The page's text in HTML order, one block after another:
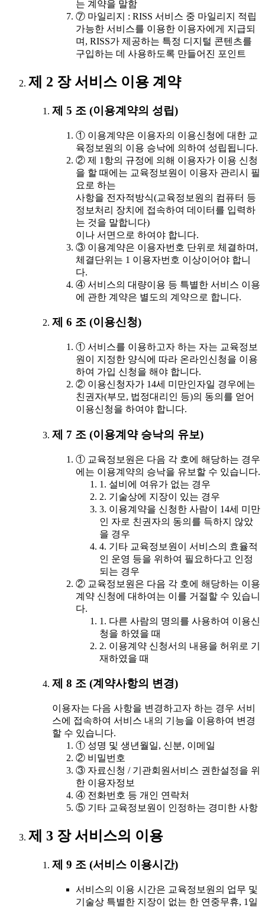
는 계약을 말함
⑦ 마일리지 : RISS 서비스 중 마일리지 적립
가능한 서비스를 이용한 이용자에게 지급되
며, RISS가 제공하는 특정 디지털 콘텐츠를
구입하는 데 사용하도록 만들어진 포인트
제 2 장 서비스 이용 계약
제 5 조 (이용계약의 성립)
① 이용계약은 이용자의 이용신청에 대한 교
육정보원의 이용 승낙에 의하여 성립됩니다.
② 제 1항의 규정에 의해 이용자가 이용 신청
을 할 때에는 교육정보원이 이용자 관리시 필
요로 하는
사항을 전자적방식(교육정보원의 컴퓨터 등
정보처리 장치에 접속하여 데이터를 입력하
는 것을 말합니다)
이나 서면으로 하여야 합니다.
③ 이용계약은 이용자번호 단위로 체결하며,
체결단위는 1 이용자번호 이상이어야 합니
다.
④ 서비스의 대량이용 등 특별한 서비스 이용
에 관한 계약은 별도의 계약으로 합니다.
제 6 조 (이용신청)
① 서비스를 이용하고자 하는 자는 교육정보
원이 지정한 양식에 따라 온라인신청을 이용
하여 가입 신청을 해야 합니다.
② 이용신청자가 14세 미만인자일 경우에는
친권자(부모, 법정대리인 등)의 동의를 얻어
이용신청을 하여야 합니다.
제 7 조 (이용계약 승낙의 유보)
① 교육정보원은 다음 각 호에 해당하는 경우
에는 이용계약의 승낙을 유보할 수 있습니다.
1. 설비에 여유가 없는 경우
2. 기술상에 지장이 있는 경우
3. 이용계약을 신청한 사람이 14세 미만
인 자로 친권자의 동의를 득하지 않았
을 경우
4. 기타 교육정보원이 서비스의 효율적
인 운영 등을 위하여 필요하다고 인정
되는 경우
② 교육정보원은 다음 각 호에 해당하는 이용
계약 신청에 대하여는 이를 거절할 수 있습니
다.
1. 다른 사람의 명의를 사용하여 이용신
청을 하였을 때
2. 이용계약 신청서의 내용을 허위로 기
재하였을 때
제 8 조 (계약사항의 변경)
이용자는 다음 사항을 변경하고자 하는 경우 서비
스에 접속하여 서비스 내의 기능을 이용하여 변경
할 수 있습니다.
① 성명 및 생년월일, 신분, 이메일
② 비밀번호
③ 자료신청 / 기관회원서비스 권한설정을 위
한 이용자정보
④ 전화번호 등 개인 연락처
⑤ 기타 교육정보원이 인정하는 경미한 사항
제 3 장 서비스의 이용
제 9 조 (서비스 이용시간)
서비스의 이용 시간은 교육정보원의 업무 및
기술상 특별한 지장이 없는 한 연중무휴, 1일